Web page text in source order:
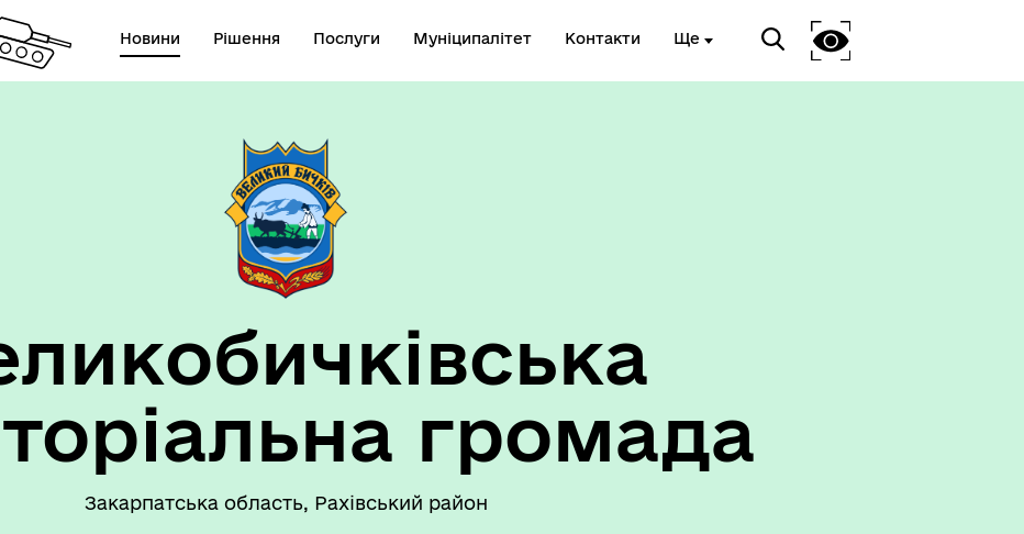
Новини Рішення Послуги Муніципалітет Контакти Ще
установ Великобичківської ТГ
громада
Закарпатська область, Рахівський район